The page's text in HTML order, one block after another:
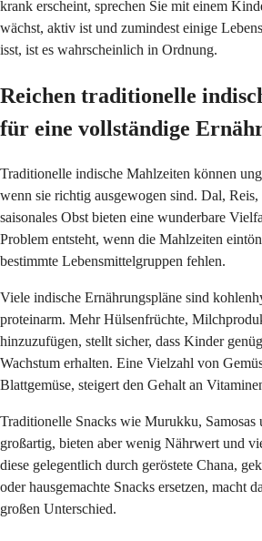
krank erscheint, sprechen Sie mit einem
wächst, aktiv ist und zumindest einige
isst, ist es wahrscheinlich in Ordnung.
Reichen traditionelle
für eine vollständige
Traditionelle indische Mahlzeiten können
wenn sie richtig ausgewogen sind. Dal,
saisonales Obst bieten eine wunderbare
Problem entsteht, wenn die Mahlzeiten
bestimmte Lebensmittelgruppen fehlen.
Viele indische Ernährungspläne sind
proteinarm. Mehr Hülsenfrüchte,
hinzuzufügen, stellt sicher, dass Kinder
Wachstum erhalten. Eine Vielzahl von
Blattgemüse, steigert den Gehalt an
Traditionelle Snacks wie Murukku, Samosas
großartig, bieten aber wenig Nährwert und
diese gelegentlich durch geröstete Chana,
oder hausgemachte Snacks ersetzen, macht
großen Unterschied.